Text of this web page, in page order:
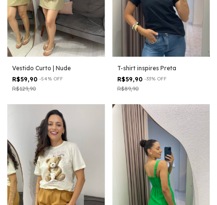
Vestido Curto | Nude
R$59,90 -54% OFF
R$129,90
T-shirt inspires Preta
R$59,90 -33% OFF
R$89,90